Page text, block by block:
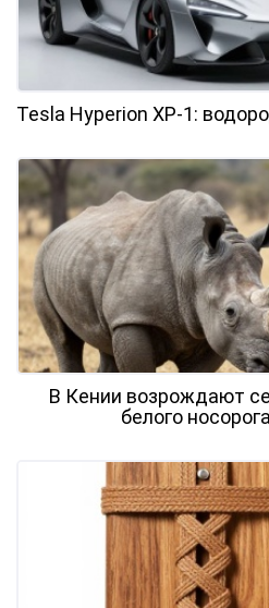
Tesla Hyperion XP-1:
В Кении возрождают
белого носорога